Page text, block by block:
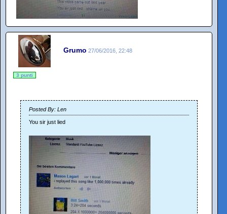
Grumo 27/06/2016, 22:48
3 punti
Posted By: Len
You sir just lied